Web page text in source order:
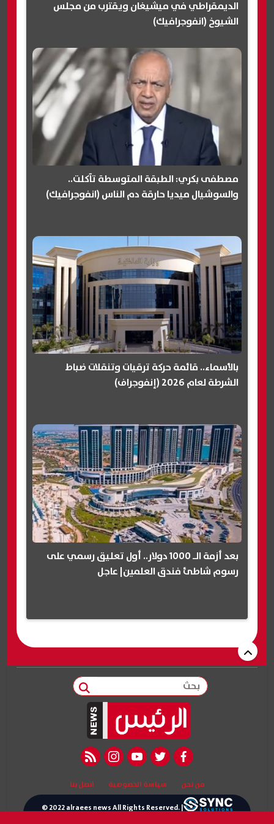
الديمقراطي في ميشيغان ويقترب من مجلس
الشيوخ (انفوجرافيك)
مصطفى بكري: الطبقة المتوسطة تآكلت..
والسوشيال ميديا حارقة دم الناس (انفوجرافيك)
بالأسماء.. قائمة حركة ترقيات وتنقلات ضباط
الشرطة لعام 2026 (إنفوجراف)
بعد أزمة الـ 1000 دولار.. أول تعليق رسمي على
رسوم شاطئ فندق العلمين| عاجل
بحث
facebook
twitter
youtube
instagram
rss feed
من نحن سياسة الخصوصية اتصل بنا
© 2022 alraees news All Rights Reserved. |